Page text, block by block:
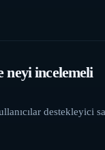
neyi incelemeli
destekleyici